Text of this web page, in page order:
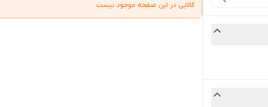
کالایی در این صفحه موجود نیست